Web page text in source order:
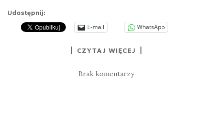
Udostępnij:
E-mail WhatsApp
CZYTAJ WIĘCEJ
Brak komentarzy